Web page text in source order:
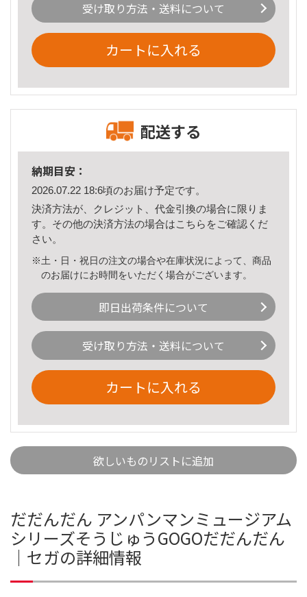
受け取り方法・送料について
カートに入れる
配送する
納期目安：
2026.07.22 18:6頃のお届け予定です。
決済方法が、クレジット、代金引換の場合に限りま
す。その他の決済方法の場合はこちら をご確認くだ
さい。
※土・日・祝日の注文の場合や在庫状況によって、商品
のお届けにお時間をいただく場合がございます。
即日出荷条件について
受け取り方法・送料について
カートに入れる
欲しいものリストに追加
だだんだん アンパンマンミュージアム
シリーズそうじゅうGOGOだだんだん
｜セガの詳細情報